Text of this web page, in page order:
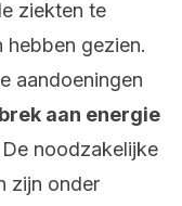
ziekten te
hebben gezien.
aandoeningen
aan energie
De noodzakelijke
zijn onder